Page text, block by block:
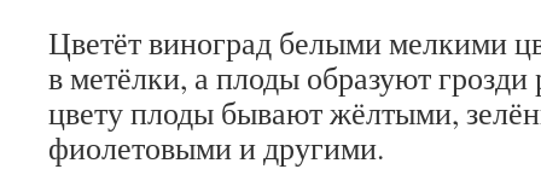
Цветёт виноград белыми мелкими
в метёлки, а плоды образуют
цвету плоды бывают жёлтыми,
фиолетовыми и другими.